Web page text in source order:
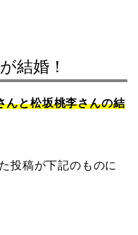
結婚！
んと松坂桃李さんの結
投稿が下記のものに